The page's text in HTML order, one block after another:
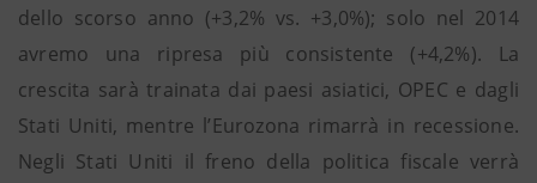
dello scorso anno (+3,2% vs. +3,0%); solo nel 2014
avremo una ripresa più consistente (+4,2%). La
crescita sarà trainata dai paesi asiatici, OPEC e dagli
Stati Uniti, mentre l’Eurozona rimarrà in recessione.
Negli Stati Uniti il freno della politica fiscale verrà